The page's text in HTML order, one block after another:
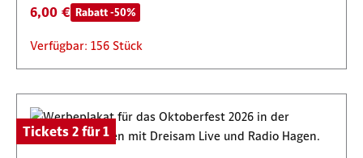
6,00 € Rabatt -50%
Verfügbar: 156 Stück
Tickets 2 für 1